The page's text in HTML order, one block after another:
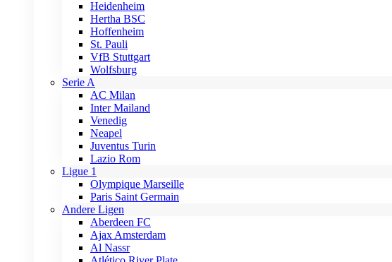
Heidenheim
Hertha BSC
Hoffenheim
St. Pauli
VfB Stuttgart
Wolfsburg
Serie A
AC Milan
Inter Mailand
Venedig
Neapel
Juventus Turin
Lazio Rom
Ligue 1
Olympique Marseille
Paris Saint Germain
Andere Ligen
Aberdeen FC
Ajax Amsterdam
Al Nassr